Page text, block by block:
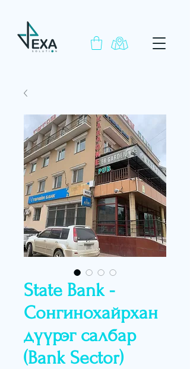
State Bank -
Сонгинохайрхан
дүүрэг салбар
(Bank Sector)